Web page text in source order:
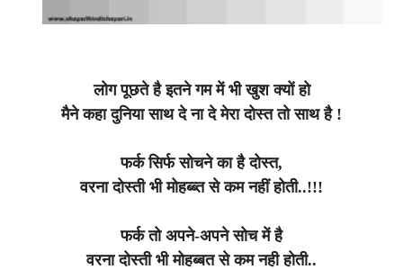
लोग पूछते है इतने गम में भी खुश क्यों हो
मैने कहा दुनिया साथ दे ना दे मेरा दोस्त तो साथ है !
फर्क सिर्फ सोचने का है दोस्त,
वरना दोस्ती भी मोहब्ब्त से कम नहीं होती..!!!
फर्क तो अपने-अपने सोच में है
वरना दोस्ती भी मोहब्बत से कम नही होती..